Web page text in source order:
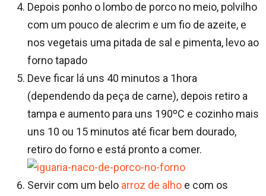
Depois ponho o lombo de porco no meio, polvilho
com um pouco de alecrim e um fio de azeite, e
nos vegetais uma pitada de sal e pimenta, levo ao
forno tapado
Deve ficar lá uns 40 minutos a 1hora
(dependendo da peça de carne), depois retiro a
tampa e aumento para uns 190ºC e cozinho mais
uns 10 ou 15 minutos até ficar bem dourado,
retiro do forno e está pronto a comer.
Servir com um belo arroz de alho e com os